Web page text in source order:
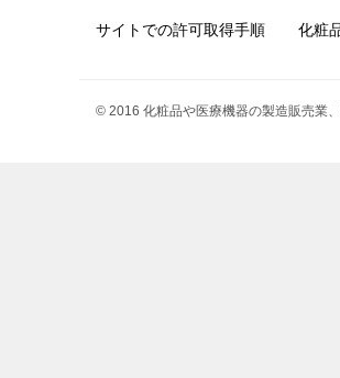
ン
サイトでの許可取得手順 化粧
© 2016 化粧品や医療機器の製造販売業